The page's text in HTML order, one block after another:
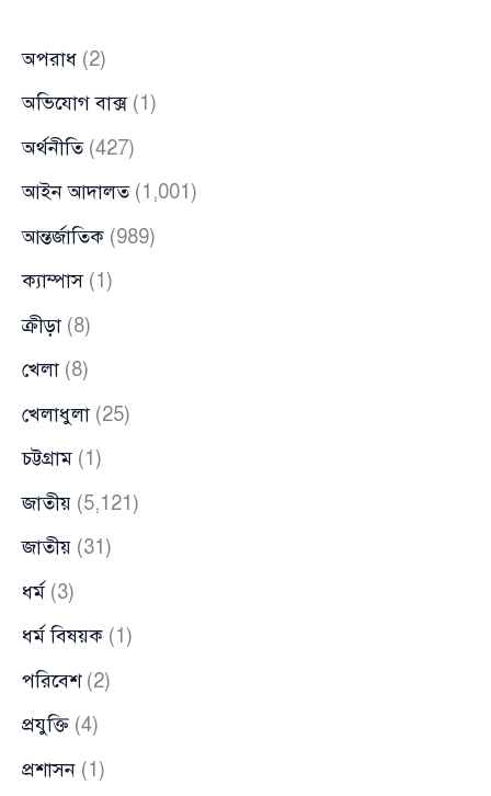
তেল
আবিব:
অপরাধ (2)
অভিযোগ বাক্স(1)
অর্থনীতি(427)
আইন আদালত(1,001)
আন্তর্জাতিক (989)
ক্যাম্পাস(1)
ক্রীড়া (8)
খেলা (8)
খেলাধুলা (25)
চট্টগ্রাম (1)
জাতীয় (5,121)
জাতীয় (31)
ধর্ম (3)
ধর্ম বিষয়ক (1)
পরিবেশ(2)
প্রযুক্তি (4)
প্রশাসন (1)